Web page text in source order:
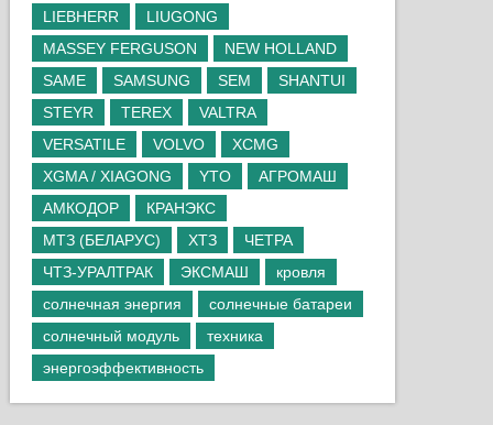
LIEBHERR
LIUGONG
MASSEY FERGUSON
NEW HOLLAND
SAME
SAMSUNG SEM
SHANTUI
STEYR
TEREX
VALTRA
VERSATILE
VOLVO
XCMG
XGMA / XIAGONG
YTO
АГРОМАШ
АМКОДОР
КРАНЭКС
МТЗ (БЕЛАРУС)
ХТЗ
ЧЕТРА
ЧТЗ-УРАЛТРАК
ЭКСМАШ
кровля
солнечная энергия
солнечные батареи
солнечный модуль
техника
энергоэффективность